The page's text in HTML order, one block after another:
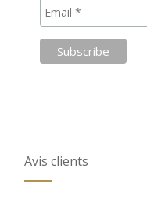
Avis clients